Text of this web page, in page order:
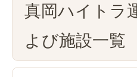
真岡ハイトラ
よび施設一覧